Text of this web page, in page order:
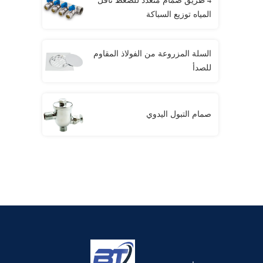
المياه توزيع السباكة
السلة المزروعة من الفولاذ المقاوم
للصدأ
صمام التبول اليدوي